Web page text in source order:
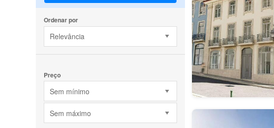
Ordenar por
Relevância
Preço
Sem mínimo
Sem máximo